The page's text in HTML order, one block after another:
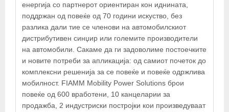
енергија со партнерот ориентиран кон иднината,
поддржан од повеќе од 70 години искуство, без
разлика дали тие се членови на автомобилскиот
дистрибутивен синџир или големите производители
на автомобили. Сакаме да ги задоволиме постоечките
и новите потреби за апликација: од самиот почеток до
комплексни решенија за се повеќе и повеќе одржлива
мобилност. FIAMM Mobility Power Solutions брои
повеќе од 600 вработени, 10 канцеларии за
продажба, 2 индустриски постројки кои произведуваат